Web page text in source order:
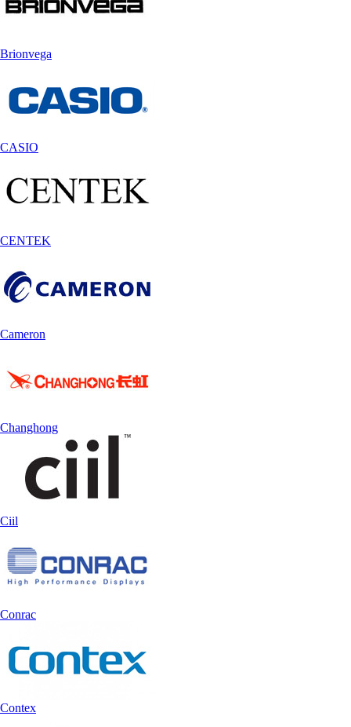
Brionvega
CASIO
CENTEK
Cameron
Changhong
Ciil
Conrac
Contex